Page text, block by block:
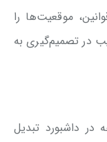
موقعیت‌ها را
در تصمیم‌گیری به
در داشبورد تبدیل